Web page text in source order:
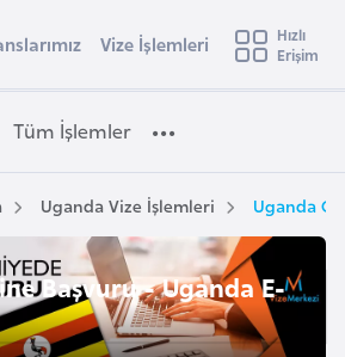
ülkeyi seçin
e
t
i
Vize İşlemleri
Hızlı
Erişim
Tüm İşlemler
Uganda Vize İşlemleri Uganda
Başvuru - Uganda E-